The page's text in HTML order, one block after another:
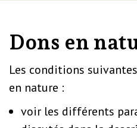
Dons en
Les conditions
en nature :
voir les différents